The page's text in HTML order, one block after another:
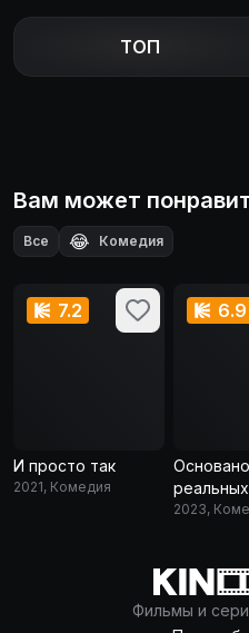
ТОП
Вам может
Все 😂 Комедия
7.2
И просто так
2021, Комедия
6.9
реальных
событиях
2023,
Фильмы и